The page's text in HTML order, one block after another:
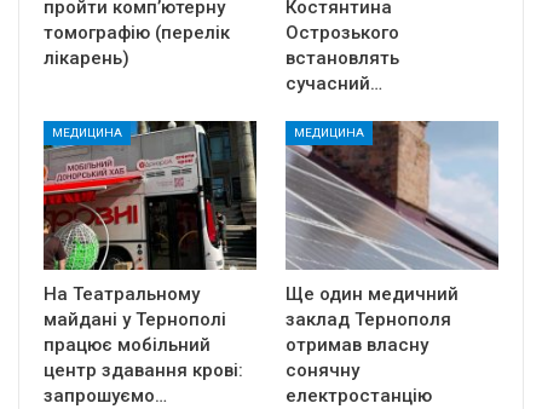
пройти комп’ютерну
томографію (перелік
лікарень)
Костянтина
Острозького
встановлять
сучасний…
МЕДИЦИНА
На Театральному
майдані у Тернополі
працює мобільний
центр здавання крові:
запрошуємо…
МЕДИЦИНА
Ще один медичний
заклад Тернополя
отримав власну
сонячну
електростанцію